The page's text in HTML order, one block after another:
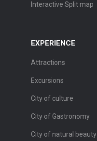
Interactive Split map
EXPERIENCE
Attractions
Excursions
City of culture
City of Gastronomy
City of natural beauty